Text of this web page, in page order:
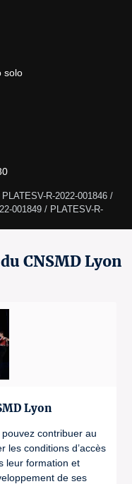
solo
R-2022-001846 /
001849 / PLATESV-R-
CNSMD Lyon
Lyon
contribuer au
les conditions d’accès
leur formation et
de ses